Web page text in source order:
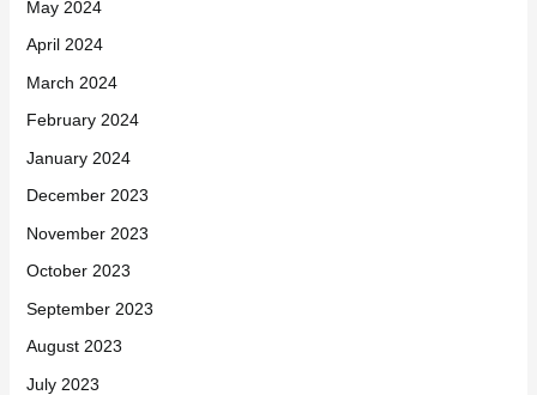
May 2024
April 2024
March 2024
February 2024
January 2024
December 2023
November 2023
October 2023
September 2023
August 2023
July 2023